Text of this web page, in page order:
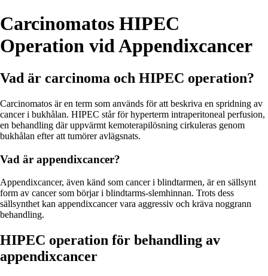
Carcinomatos HIPEC
Operation vid Appendixcancer
Vad är carcinoma och HIPEC operation?
Carcinomatos är en term som används för att beskriva en spridning av
cancer i bukhålan. HIPEC står för hyperterm intraperitoneal perfusion,
en behandling där uppvärmt kemoterapilösning cirkuleras genom
bukhålan efter att tumörer avlägsnats.
Vad är appendixcancer?
Appendixcancer, även känd som cancer i blindtarmen, är en sällsynt
form av cancer som börjar i blindtarms-slemhinnan. Trots dess
sällsynthet kan appendixcancer vara aggressiv och kräva noggrann
behandling.
HIPEC operation för behandling av
appendixcancer